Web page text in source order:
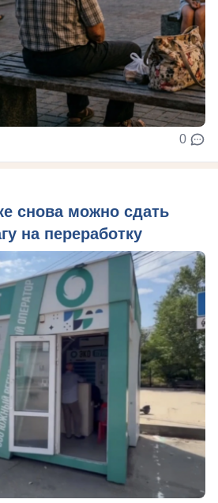
0
снова можно сдать
на переработку